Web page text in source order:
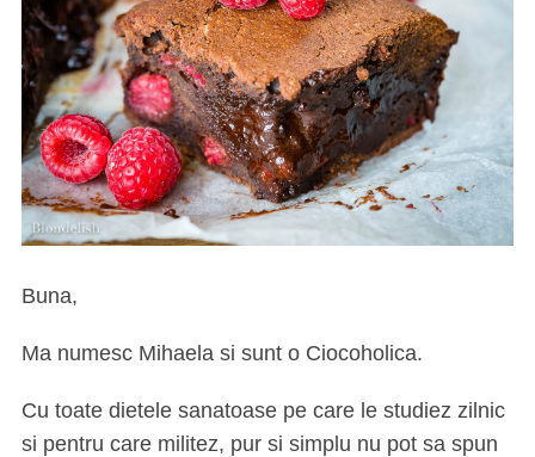
Buna,
Ma numesc Mihaela si sunt o Ciocoholica.
Cu toate dietele sanatoase pe care le studiez zilnic
si pentru care militez, pur si simplu nu pot sa spun